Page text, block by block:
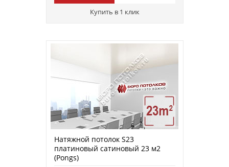
Купить в 1 клик
Натяжной потолок S23
платиновый сатиновый 23 м2
(Pongs)